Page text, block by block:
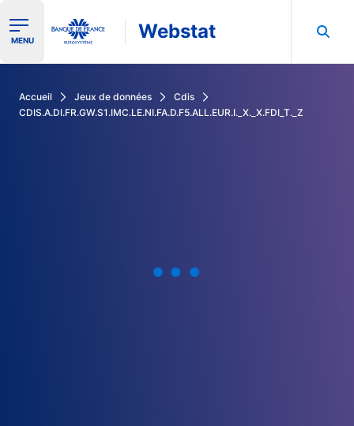
Ouvrir le menu de navigation
MENU Webstat
Accueil Jeux de données
Cdis
CDIS.A.DI.FR.GW.S1.IMC.LE.NI.FA.D.F5.ALL.EUR.I._X._X.FDI_T._Z